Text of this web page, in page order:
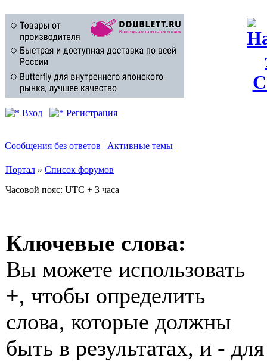
Вход Регистрация
Сообщения без ответов | Активные темы
Портал » Список форумов
Часовой пояс: UTC + 3 часа
Ключевые слова:
Вы можете использовать
+, чтобы определить
слова, которые должны
быть в результатах, и - для